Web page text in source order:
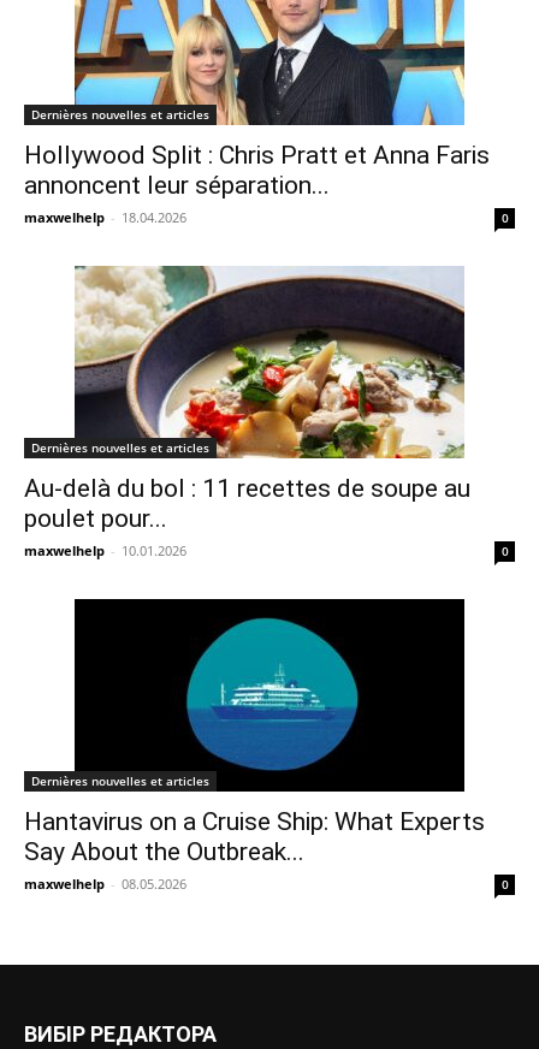
Dernières nouvelles et articles
Hollywood Split : Chris Pratt et Anna Faris
annoncent leur séparation...
maxwelhelp - 18.04.2026 0
Dernières nouvelles et articles
Au-delà du bol : 11 recettes de soupe au
poulet pour...
maxwelhelp - 10.01.2026 0
Dernières nouvelles et articles
Hantavirus on a Cruise Ship: What Experts
Say About the Outbreak...
maxwelhelp - 08.05.2026 0
ВИБІР РЕДАКТОРА